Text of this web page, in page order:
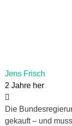
Jens Frisch
2 Jahre her
Die
gekauft – und